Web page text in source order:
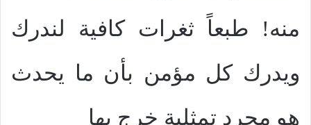
منه! طبعاً ثغرات كافية لندرك
ويدرك كل مؤمن بأن ما يحدث
هو مجرد تمثلية خرج بها